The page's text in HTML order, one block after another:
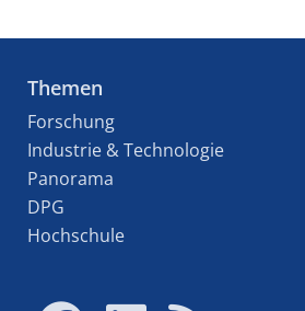
Themen
Forschung
Industrie & Technologie
Panorama
DPG
Hochschule